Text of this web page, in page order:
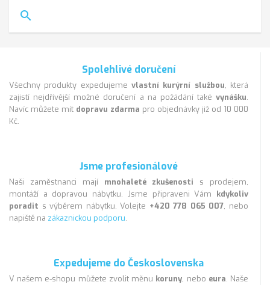
search
Spolehlivé doručení
Všechny produkty expedujeme vlastní kurýrní službou, která
zajistí nejdřívější možné doručení a na požádání také vynášku.
Navíc můžete mít dopravu zdarma pro objednávky již od 10 000
Kč.
Jsme profesionálové
Naši zaměstnanci mají mnohaleté zkušenosti s prodejem,
montáží a dopravou nábytku. Jsme připraveni Vám kdykoliv
poradit s výběrem nábytku. Volejte +420 778 065 007, nebo
napiště na zákaznickou podporu.
Expedujeme do Československa
V našem e-shopu můžete zvolit měnu koruny, nebo eura. Naše